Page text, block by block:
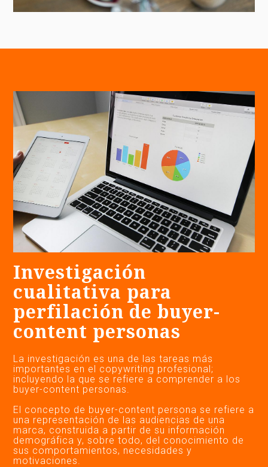
Investigación
cualitativa para
perfilación de buyer-
content personas
La investigación es una de las tareas más
importantes en el copywriting profesional;
incluyendo la que se refiere a comprender a los
buyer-content personas.
El concepto de buyer-content persona se refiere a
una representación de las audiencias de una
marca, construida a partir de su información
demográfica y, sobre todo, del conocimiento de
sus comportamientos, necesidades y
motivaciones.